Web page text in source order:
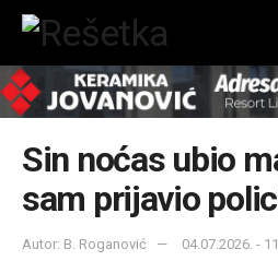
Sin noćas ubio
sam prijavio
Autor: B. Roganović 04.07.2026. -